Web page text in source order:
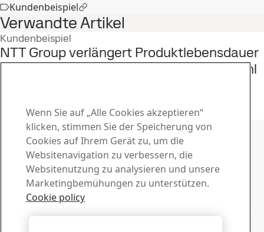
Kundenbeispiel
Verwandte Artikel
Kundenbeispiel
NTT Group verlängert Produktlebensdauer
durch Umstellung auf Hardox® HiAce Stahl
Kontakt zu SSAB
Kontakt
Wie können wir Ihnen helfen?
Ansprechpersonen suchen
Download-Center
Laden Sie Broschüren, Zertifikate und andere Unterlagen
Wenn Sie auf „Alle Cookies akzeptieren“
klicken, stimmen Sie der Speicherung von
Cookies auf Ihrem Gerät zu, um die
Websitenavigation zu verbessern, die
Websitenutzung zu analysieren und unsere
Marketingbemühungen zu unterstützen.
Cookie policy